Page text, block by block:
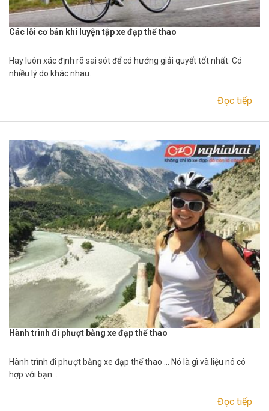
Các lỗi cơ bản khi luyện tập xe đạp thể thao
Hay luôn xác định rõ sai sót để có hướng giải quyết tốt nhất. Có
nhiều lý do khác nhau…
Đọc tiếp
Hành trình đi phượt bằng xe đạp thể thao
Hành trình đi phượt bằng xe đạp thể thao … Nó là gì và liệu nó có
hợp với bạn…
Đọc tiếp